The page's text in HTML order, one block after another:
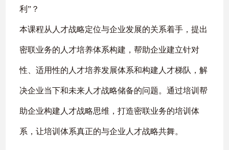
利”？
本课程从人才战略定位与企业发展的关系着手，提出
密联业务的人才培养体系构建，帮助企业建立针对
性、适用性的人才培养发展体系和构建人才梯队，解
决企业当下和未来人才战略储备的问题。通过培训帮
助企业构建人才战略思维，打造密联业务的培训体
系，让培训体系真正的与企业人才战略共舞。